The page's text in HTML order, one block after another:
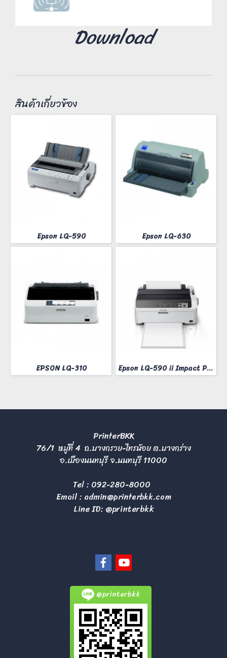
Download
สินค้าเกี่ยวข้อง
Epson LQ-590 Epson LQ-630
EPSON LQ-310 Epson LQ-590 ii Impact Printer
PrinterBKK
76/1 หมู่ที่ 4 ถ.บางกรวย-ไทรน้อย ต.บางกร่าง
อ.เมืองนนทบุรี จ.นนทบุรี 11000
Tel : 092-280-8000
Email : admin@printerbkk.com
Line ID: @printerbkk
@printerbkk